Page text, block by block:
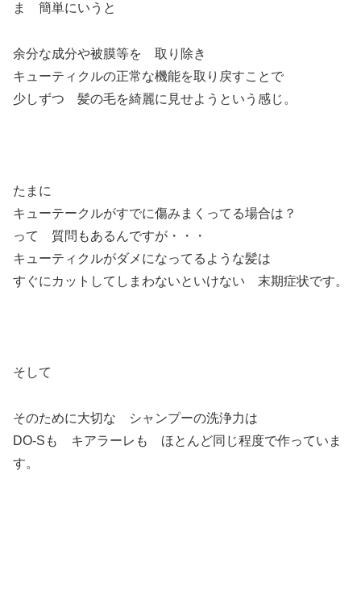
ま 簡単にいうと
余分な成分や被膜等を 取り除き
キューティクルの正常な機能を取り戻すことで
少しずつ 髪の毛を綺麗に見せようという感じ。
たまに
キューテークルがすでに傷みまくってる場合は？
って 質問もあるんですが・・・
キューティクルがダメになってるような髪は
すぐにカットしてしまわないといけない 末期症状です。
そして
そのために大切な シャンプーの洗浄力は
DO-Sも キアラーレも ほとんど同じ程度で作っていま
す。